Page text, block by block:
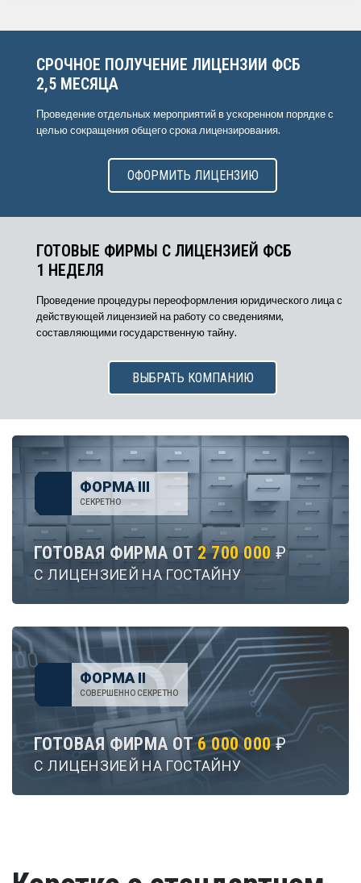
СРОЧНОЕ ПОЛУЧЕНИЕ ЛИЦЕНЗИИ ФСБ
2,5 МЕСЯЦА
Проведение отдельных мероприятий в ускоренном порядке с
целью сокращения общего срока лицензирования.
ОФОРМИТЬ ЛИЦЕНЗИЮ
ГОТОВЫЕ ФИРМЫ С ЛИЦЕНЗИЕЙ ФСБ
1 НЕДЕЛЯ
Проведение процедуры переоформления юридического лица с
действующей лицензией на работу со сведениями,
составляющими государственную тайну.
ВЫБРАТЬ КОМПАНИЮ
ФОРМА III
СЕКРЕТНО
ГОТОВАЯ ФИРМА ОТ 2 700 000 ₽
С ЛИЦЕНЗИЕЙ НА ГОСТАЙНУ
ФОРМА II
СОВЕРШЕННО СЕКРЕТНО
ГОТОВАЯ ФИРМА ОТ6 000 000 ₽
С ЛИЦЕНЗИЕЙ НА ГОСТАЙНУ